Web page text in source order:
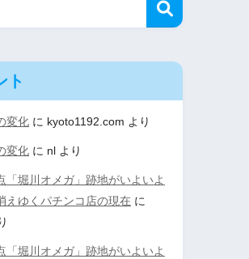
ト
変化 に kyoto1192.com より
変化 に nl より
「堀川オメガ」跡地がいよいよ
えゆくパチンコ店の現在 に
「堀川オメガ」跡地がいよいよ